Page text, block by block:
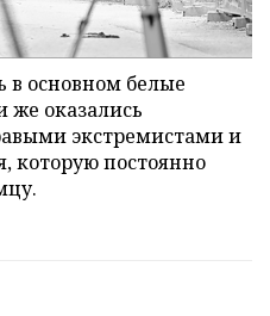
в основном белые
оказались
экстремистами и
которую постоянно